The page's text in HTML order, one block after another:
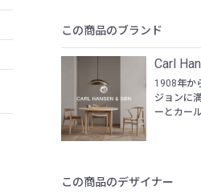
この商品のブランド
Carl
1908年か
ジョンに
ーとカー
この商品のデザイナー